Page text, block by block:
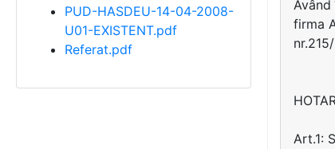
PUD-HASDEU-14-04-2008-
U01-EXISTENT.pdf
Referat.pdf
firma
Art.1: